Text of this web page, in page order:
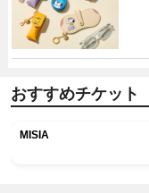
おすすめチケット
MISIA